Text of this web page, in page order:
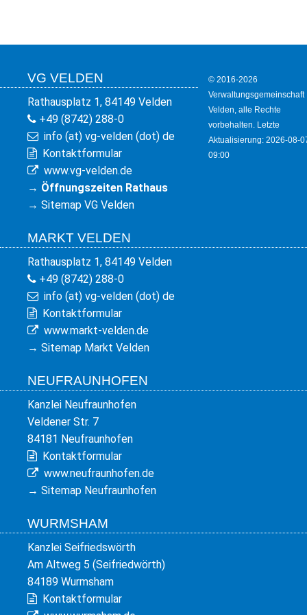
VG VELDEN
Rathausplatz 1, 84149 Velden
+49 (8742) 288-0
info (at) vg-velden (dot) de
Kontaktformular
www.vg-velden.de
→ Öffnungszeiten Rathaus
→ Sitemap VG Velden
MARKT VELDEN
Rathausplatz 1, 84149 Velden
+49 (8742) 288-0
info (at) vg-velden (dot) de
Kontaktformular
www.markt-velden.de
→ Sitemap Markt Velden
NEUFRAUNHOFEN
Kanzlei Neufraunhofen
Veldener Str. 7
84181 Neufraunhofen
Kontaktformular
www.neufraunhofen.de
→ Sitemap Neufraunhofen
WURMSHAM
Kanzlei Seifriedswörth
Am Altweg 5 (Seifriedwörth)
84189 Wurmsham
Kontaktformular
© 2016-2026
Verwaltungsgemeinschaft
Velden, alle Rechte
vorbehalten. Letzte
Aktualisierung: 2026-08-
09:00